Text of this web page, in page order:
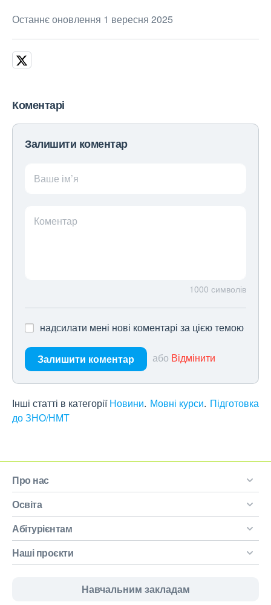
Останнє оновлення 1 вересня 2025
Коментарі
Залишити коментар
Ваше ім’я
Коментар
1000 символів
надсилати мені нові коментарі за цією темою
Залишити коментар або Відмінити
Інші статті в категорії Новини Мовні курси Підготовка
до ЗНО/НМТ
Про нас
Освіта
Абітурієнтам
Наші проєкти
Навчальним закладам